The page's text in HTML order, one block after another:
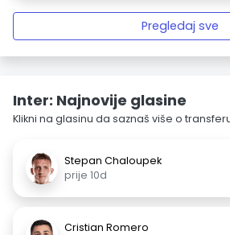
Pregledaj sve
Inter: Najnovije glasine
Klikni na glasinu da saznaš više o
Stepan Chaloupek
prije 10d
Cristian Romero